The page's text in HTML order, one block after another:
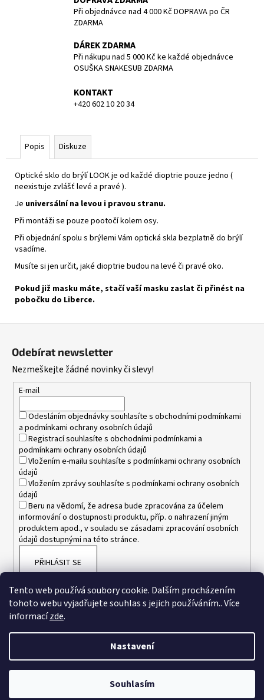
Tento web používá soubory cookie. Dalším procházením
tohoto webu vyjadřujete souhlas s jejich používáním.. Více
informacízde.
Nastavení
Souhlasím
Při objednávce nad 4 000 Kč DOPRAVA po ČR
ZDARMA
DÁREK ZDARMA
Při nákupu nad 5 000 Kč ke každé objednávce
OSUŠKA SNAKESUB ZDARMA
KONTAKT
+420 602 10 20 34
Popis Diskuze
Optické sklo do brýlí LOOK je od každé dioptrie pouze jedno (
neexistuje zvlášť levé a pravé ).
Je universální na levou i pravou stranu.
Při montáži se pouze pootočí kolem osy.
Při objednání spolu s brýlemi Vám optická skla bezplatně do brýlí
vsadíme.
Musíte si jen určit, jaké dioptrie budou na levé či pravé oko.
Pokud již masku máte, stačí vaší masku zaslat či přinést na
pobočku do Liberce.
Odebírat newsletter
Nezmeškejte žádné novinky či slevy!
E-mail
Odesláním objednávky souhlasíte s obchodními podmínkami
a podmínkami ochrany osobních údajů
Registrací souhlasíte s obchodními podmínkami a
podmínkami ochrany osobních údajů
Vložením e-mailu souhlasíte s podmínkami ochrany osobních
údajů
Vložením zprávy souhlasíte s podmínkami ochrany osobních
údajů
Beru na vědomí, že adresa bude zpracována za účelem
informování o dostupnosti produktu, příp. o nahrazení jiným
produktem apod., v souladu se zásadami zpracování osobních
údajů dostupnými na této stránce.
PŘIHLÁSIT SE
Vytvořil Shoptet
www.esnakesub.cz. Všechna práva vyhrazena.